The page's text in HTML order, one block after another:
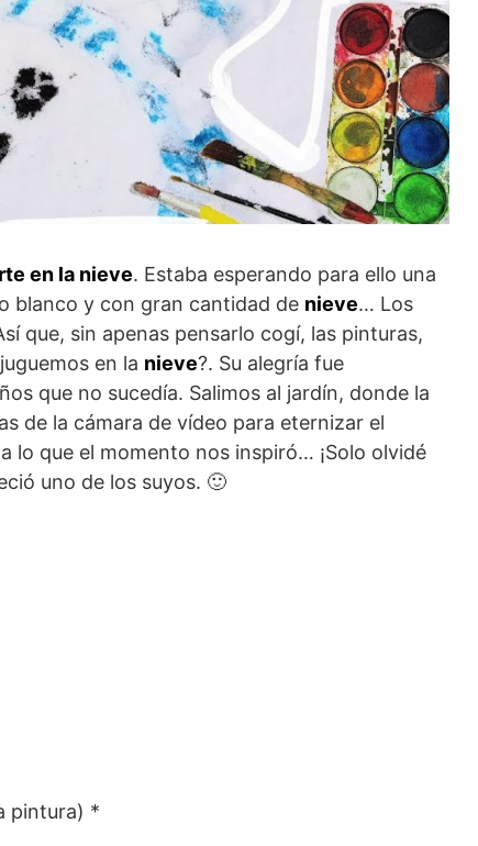
en la nieve. Estaba esperando para ello una
blanco y con gran cantidad de nieve… Los
que, sin apenas pensarlo cogí, las pinturas,
en la nieve?. Su alegría fue
que no sucedía. Salimos al jardín, donde la
de la cámara de vídeo para eternizar el
lo que el momento nos inspiró… ¡Solo olvidé
uno de los suyos. 🙂
pintura) *